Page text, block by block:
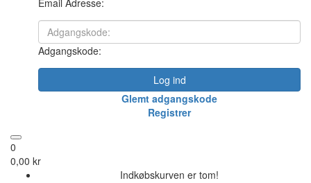
Email Adresse:
Adgangskode:
Log ind
Glemt adgangskode
Registrer
0
0,00 kr
Indkøbskurven er tom!